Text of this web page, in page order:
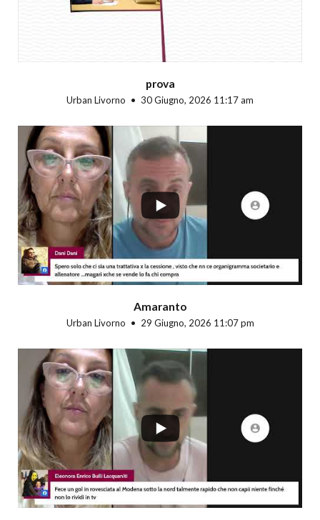
prova
Urban Livorno 30 Giugno, 2026 11:17 am
Amaranto
Urban Livorno 29 Giugno, 2026 11:07 pm